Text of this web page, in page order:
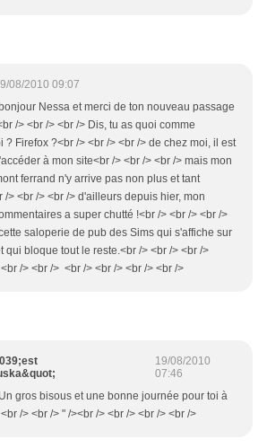
08/2010 09:07
Nessa et merci de ton nouveau passage
/> <br /> <br /> Dis, tu as quoi comme
? Firefox ?<br /> <br /> <br /> de chez moi, il est
à mon site<br /> <br /> <br /> mais mon
ferrand n'y arrive pas non plus et tant
/> <br /> <br /> d'ailleurs depuis hier, mon
a super chutté !<br /> <br /> <br />
saloperie de pub des Sims qui s'affiche sur
qui bloque tout le reste.<br /> <br /> <br />
/> <br /> <br /> <br /> <br /> <br />
19/08/2010
07:46
gros bisous et une bonne journée pour toi à
/> <br /> " /><br /> <br /> <br /> <br />